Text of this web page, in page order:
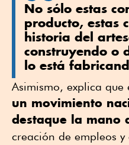
No sólo estas
producto, estas
historia del
construyendo o
lo está
Asimismo, explica que
un movimiento
destaque la mano
creación de empleos